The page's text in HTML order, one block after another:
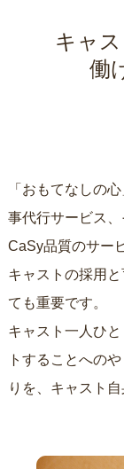
キャ
働
「おもてなしの
事代行サービス、
CaSy品質のサー
キャストの採用と
ても重要です。
キャスト一人ひ
トすることへの
りを、キャスト